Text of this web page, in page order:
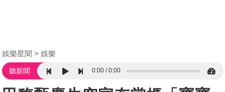
娛樂星聞 娛樂
聽新聞 0:00 0:00